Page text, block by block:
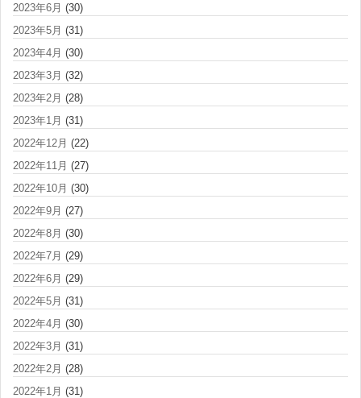
2023年6月 (30)
2023年5月 (31)
2023年4月 (30)
2023年3月 (32)
2023年2月 (28)
2023年1月 (31)
2022年12月 (22)
2022年11月 (27)
2022年10月 (30)
2022年9月 (27)
2022年8月 (30)
2022年7月 (29)
2022年6月 (29)
2022年5月 (31)
2022年4月 (30)
2022年3月 (31)
2022年2月 (28)
2022年1月 (31)